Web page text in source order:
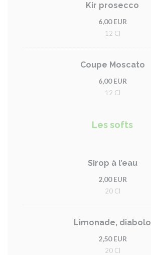
Kir prosecco
6,00 EUR
12 Cl
Coupe Moscato
6,00 EUR
12 Cl
Les softs
Sirop à l’eau
2,00 EUR
20 Cl
Limonade, diabolo
2,50 EUR
20 Cl